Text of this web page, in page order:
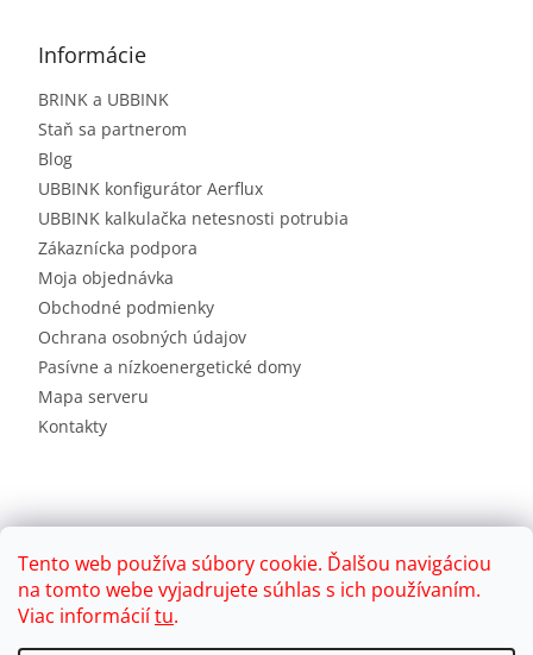
Tento web používa súbory cookie. Ďalšou navigáciou
na tomto webe vyjadrujete súhlas s ich používaním.
Viac informáciítu.
Informácie
BRINK a UBBINK
Staň sa partnerom
Blog
UBBINK konfigurátor Aerflux
UBBINK kalkulačka netesnosti potrubia
Zákaznícka podpora
Moja objednávka
Obchodné podmienky
Ochrana osobných údajov
Pasívne a nízkoenergetické domy
Mapa serveru
Kontakty